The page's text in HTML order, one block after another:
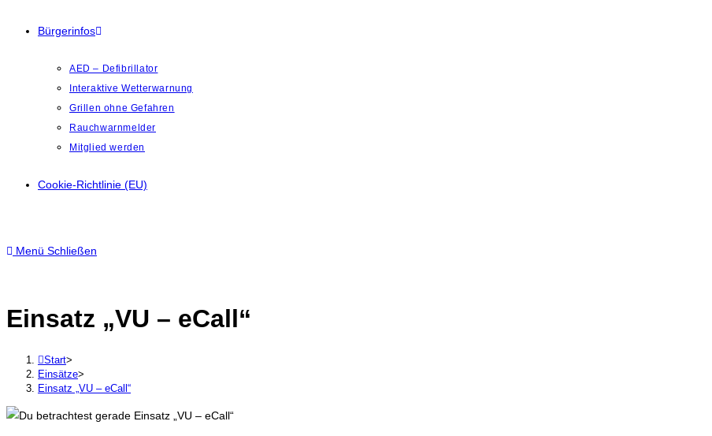
Bürgerinfos
AED – Defibrillator
Interaktive Wetterwarnung
Grillen ohne Gefahren
Rauchwarnmelder
Mitglied werden
Cookie-Richtlinie (EU)
Menü Schließen
Einsatz „VU – eCall“
Start>
Einsätze>
Einsatz „VU – eCall“